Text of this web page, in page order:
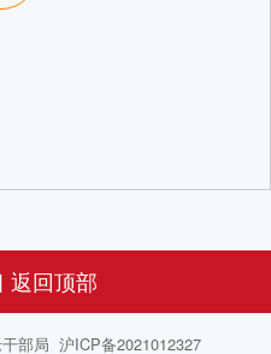
丨 返回顶部
部局 沪ICP备2021012327